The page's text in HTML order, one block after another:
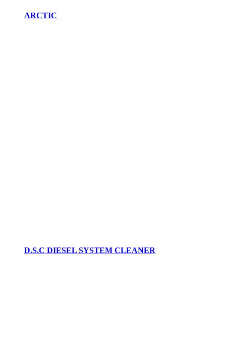
ARCTIC
D.S.C DIESEL SYSTEM CLEANER